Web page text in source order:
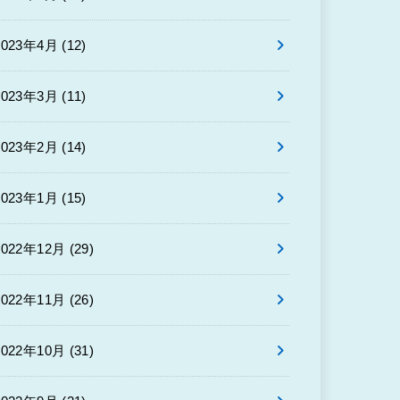
年4月 (12)
年3月 (11)
年2月 (14)
年1月 (15)
年12月 (29)
年11月 (26)
年10月 (31)